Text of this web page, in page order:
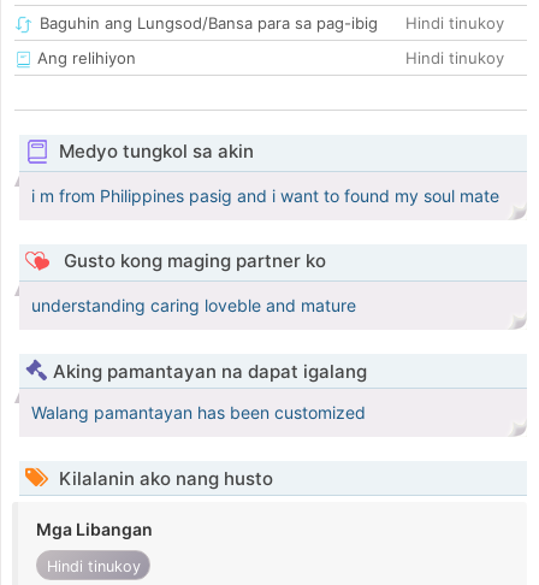
Baguhin ang Lungsod/Bansa para sa pag-ibig
Hindi tinukoy
Ang relihiyon
Hindi tinukoy
Medyo tungkol sa akin
i m from Philippines pasig and i want to found my soul mate
Gusto kong maging partner ko
understanding caring loveble and mature
Aking pamantayan na dapat igalang
Walang pamantayan has been customized
Kilalanin ako nang husto
Mga Libangan
Hindi tinukoy